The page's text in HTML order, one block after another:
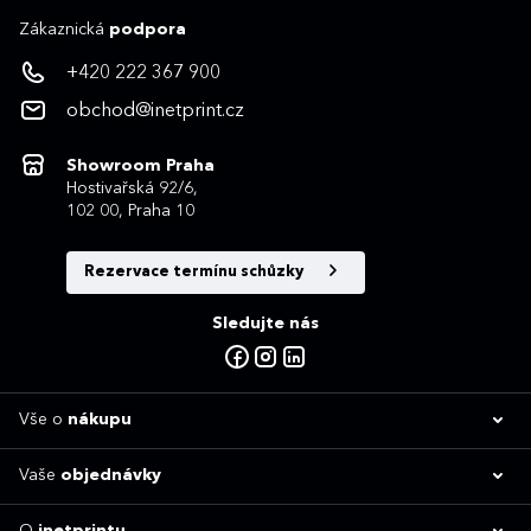
Zákaznická podpora
+420 222 367 900
obchod@inetprint.cz
Showroom Praha
Hostivařská 92/6,
102 00, Praha 10
Rezervace termínu schůzky
Sledujte nás
Vše o nákupu
Vaše objednávky